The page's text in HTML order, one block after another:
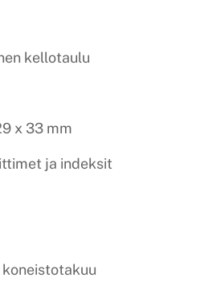
kellotaulu
x 33 mm
ja indeksit
koneistotakuu